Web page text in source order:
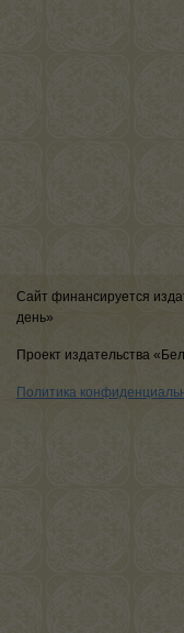
Сайт финансируется
день»
Проект издательства
Политика